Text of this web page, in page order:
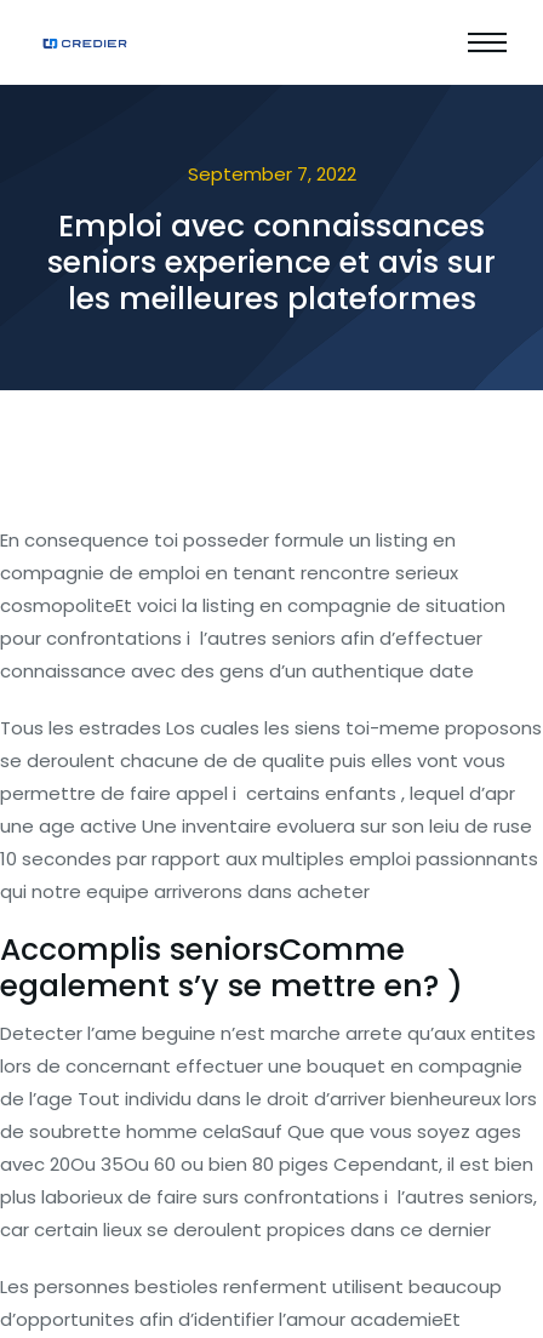
September 7, 2022
Emploi avec connaissances
seniors experience et avis sur
les meilleures plateformes
En consequence toi posseder formule un listing en
compagnie de emploi en tenant rencontre serieux
cosmopoliteEt voici la listing en compagnie de situation
pour confrontations i l’autres seniors afin d’effectuer
connaissance avec des gens d’un authentique date
Tous les estrades Los cuales les siens toi-meme proposons
se deroulent chacune de de qualite puis elles vont vous
permettre de faire appel i certains enfants , lequel d’apr
une age active Une inventaire evoluera sur son leiu de ruse
10 secondes par rapport aux multiples emploi passionnants
qui notre equipe arriverons dans acheter
Accomplis seniorsComme
egalement s’y se mettre en? )
Detecter l’ame beguine n’est marche arrete qu’aux entites
lors de concernant effectuer une bouquet en compagnie
de l’age Tout individu dans le droit d’arriver bienheureux lors
de soubrette homme celaSauf Que que vous soyez ages
avec 20Ou 35Ou 60 ou bien 80 piges Cependant, il est bien
plus laborieux de faire surs confrontations i l’autres seniors,
car certain lieux se deroulent propices dans ce dernier
Les personnes bestioles renferment utilisent beaucoup
d’opportunites afin d’identifier l’amour academieEt